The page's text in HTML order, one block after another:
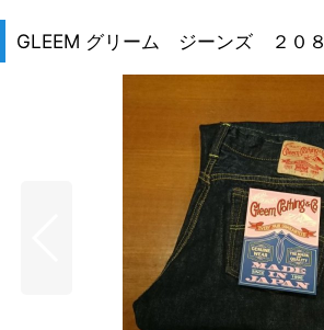
GLEEM グリーム ジーンズ ２０８